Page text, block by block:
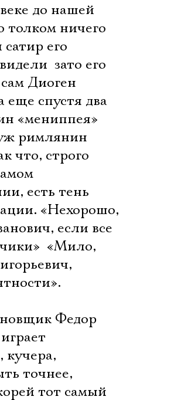
до нашей
толком ничего
сатир его
 зато его
Диоген
еще спустя два
«мениппея»
римлянин
что, строго
есть тень
«Нехорошо,
если все
 «Мило,
Федор

точнее,
тот самый